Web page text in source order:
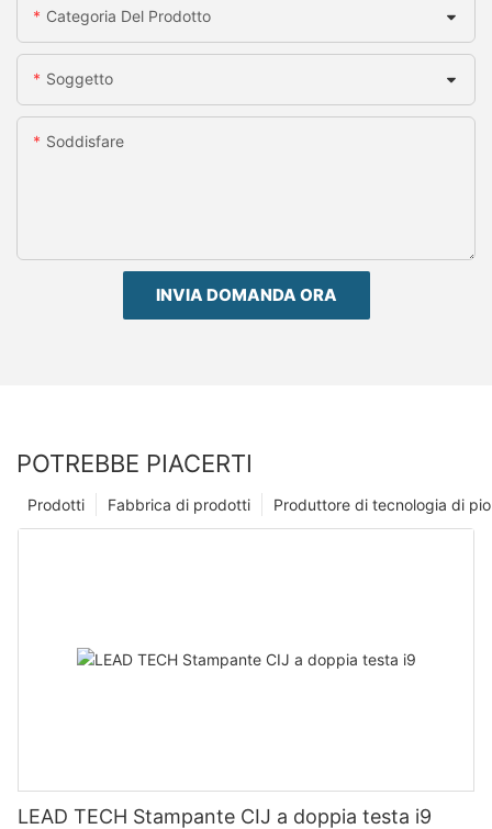
Categoria Del Prodotto
Soggetto
Soddisfare
INVIA DOMANDA ORA
POTREBBE PIACERTI
Produttore di tecnologia di
Fabbrica di prodotti
Prodotti
LEAD TECH Stampante CIJ a doppia testa i9